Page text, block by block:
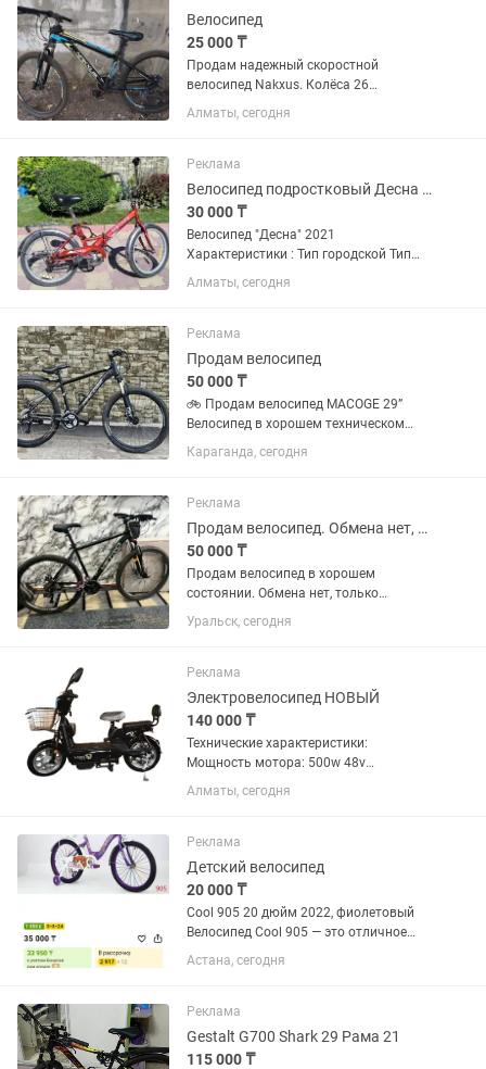
Велосипед
25 000 ₸
Продам надежный скоростной
велосипед Nakxus. Колёса 26
дюймов.Полностью на ходу, все
передачи работают и переключаются
переключатели и тормоза марки
Shimano.По...
Алматы, сегодня
Реклама
Велосипед подростковый Десна , продам
30 000 ₸
Велосипед "Десна" 2021
Характеристики : Тип городской Тип
привода цепной Модельный год 2017
Возраст взрослый Складной Да
Материал рамы сталь Размеры рамы
10...
Алматы, сегодня
Реклама
Продам велосипед
50 000 ₸
🚲 Продам велосипед MACOGE 29”
Велосипед в хорошем техническом
состоянии. Все работает исправно,
вложений не требует. Установлены 9
Передняя амортизационная вилка...
Караганда, сегодня
Реклама
Продам велосипед. Обмена нет, только деньгами.
50 000 ₸
Продам велосипед в хорошем
состоянии. Обмена нет, только
деньгами. Полностью исправен, всё
работает. Дисковые тормоза, передний
Использовался аккуратно, есть...
Уральск, сегодня
Реклама
Электровелосипед НОВЫЙ
140 000 ₸
Технические характеристики:
Мощность мотора: 500w 48v
Максимальная нагрузка: до 120 кг На
рост от 145 до 180 см Материал рамы:
дюймов Материал колес: титановые...
Алматы, сегодня
Реклама
Детский велосипед
20 000 ₸
Cool 905 20 дюйм 2022, фиолетовый
Велосипед Cool 905 — это отличное
решение для детей от 7 лет и старше,
готовых к активным
диаметром 20 дюймов и стильным
фиолетовым...
Астана, сегодня
Реклама
Gestalt G700 Shark 29 Рама 21
115 000 ₸